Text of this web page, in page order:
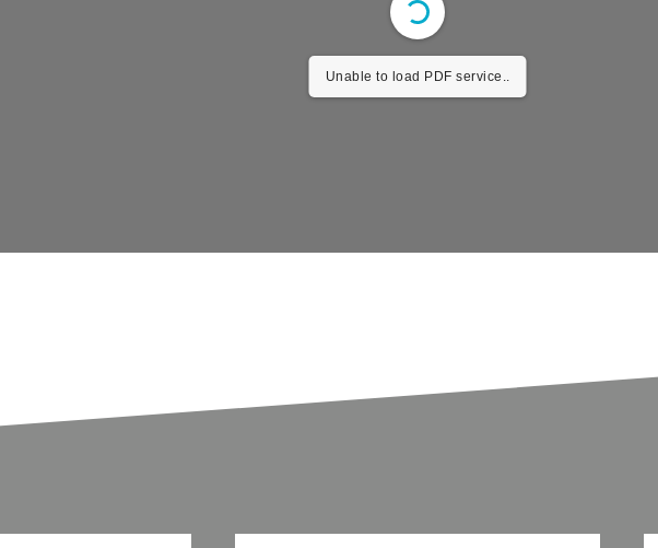
Unable to load PDF service..